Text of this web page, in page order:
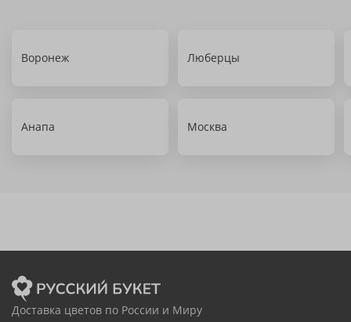
Воронеж Люберцы
Анапа Москва
Доставка цветов по России и Миру